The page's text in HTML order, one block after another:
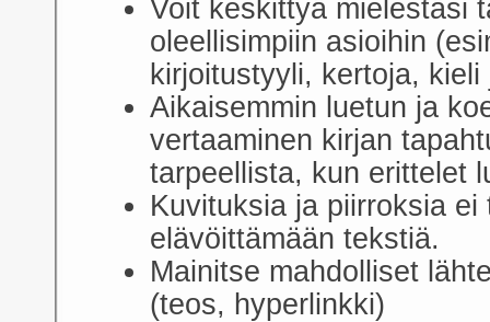
Voit keskittyä mielestäsi
oleellisimpiin asioihin
kirjoitustyyli, kertoja, kieli
Aikaisemmin luetun ja
vertaaminen kirjan
tarpeellista, kun erittelet
Kuvituksia ja piirroksia ei
elävöittämään tekstiä.
Mainitse mahdolliset
(teos, hyperlinkki)